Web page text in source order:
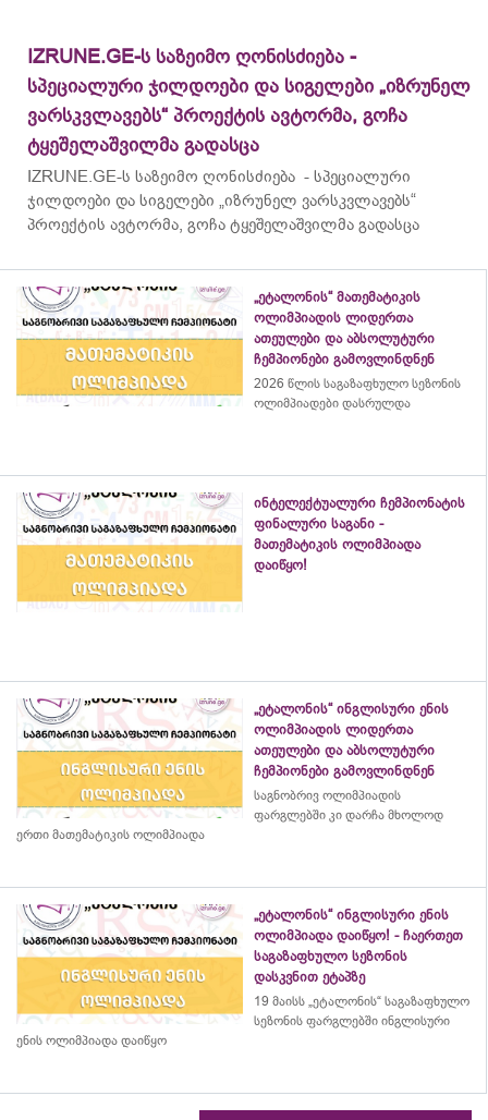
IZRUNE.GE-ს საზეიმო ღონისძიება -
სპეციალური ჯილდოები და სიგელები „იზრუნელ
ვარსკვლავებს“ პროექტის ავტორმა, გოჩა
ტყეშელაშვილმა გადასცა
IZRUNE.GE-ს საზეიმო ღონისძიება - სპეციალური
ჯილდოები და სიგელები „იზრუნელ ვარსკვლავებს“
პროექტის ავტორმა, გოჩა ტყეშელაშვილმა გადასცა
„ეტალონის“ მათემატიკის
ოლიმპიადის ლიდერთა
ათეულები და აბსოლუტური
ჩემპიონები გამოვლინდნენ
2026 წლის საგაზაფხულო სეზონის
ოლიმპიადები დასრულდა
ინტელექტუალური ჩემპიონატის
ფინალური საგანი -
მათემატიკის ოლიმპიადა
დაიწყო!
„ეტალონის“ ინგლისური ენის
ოლიმპიადის ლიდერთა
ათეულები და აბსოლუტური
ჩემპიონები გამოვლინდნენ
საგნობრივ ოლიმპიადის
ფარგლებში კი დარჩა მხოლოდ
ერთი მათემატიკის ოლიმპიადა
„ეტალონის“ ინგლისური ენის
ოლიმპიადა დაიწყო! - ჩაერთეთ
საგაზაფხულო სეზონის
დასკვნით ეტაპზე
19 მაისს „ეტალონის“ საგაზაფხულო
სეზონის ფარგლებში ინგლისური
ენის ოლიმპიადა დაიწყო